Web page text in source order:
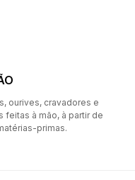
ourives, cravadores e
feitas à mão, à partir de
primas.